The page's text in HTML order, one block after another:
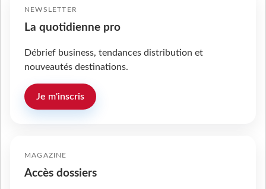
NEWSLETTER
La quotidienne pro
Débrief business, tendances distribution et
nouveautés destinations.
Je m'inscris
MAGAZINE
Accès dossiers